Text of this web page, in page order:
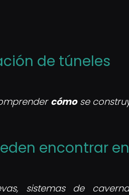
de túneles
cómose
encontrar
sistemas de